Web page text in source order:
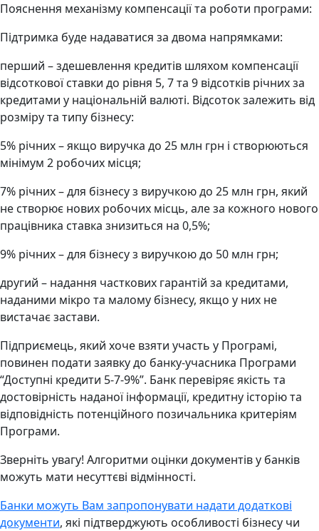
Пояснення механізму компенсації та роботи програми:
Підтримка буде надаватися за двома напрямками:
перший – здешевлення кредитів шляхом компенсації
відсоткової ставки до рівня 5, 7 та 9 відсотків річних за
кредитами у національній валюті. Відсоток залежить від
розміру та типу бізнесу:
5% річних – якщо виручка до 25 млн грн і створюються
мінімум 2 робочих місця;
7% річних – для бізнесу з виручкою до 25 млн грн, який
не створює нових робочих місць, але за кожного нового
працівника ставка знизиться на 0,5%;
9% річних – для бізнесу з виручкою до 50 млн грн;
другий – надання часткових гарантій за кредитами,
наданими мікро та малому бізнесу, якщо у них не
вистачає застави.
Підприємець, який хоче взяти участь у Програмі,
повинен подати заявку до банку-учасника Програми
“Доступні кредити 5-7-9%”. Банк перевіряє якість та
достовірність наданої інформації, кредитну історію та
відповідність потенційного позичальника критеріям
Програми.
Зверніть увагу! Алгоритми оцінки документів у банків
можуть мати несуттєві відмінності.
Банки можуть Вам запропонувати надати додаткові
документи, які підтверджують особливості бізнесу чи